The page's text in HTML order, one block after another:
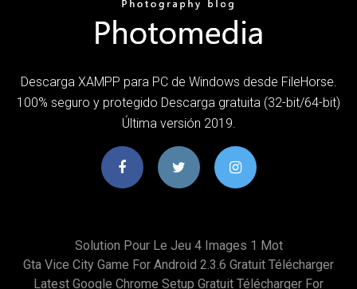
Descarga XAMPP para PC de Windows desde FileHorse.
100% seguro y protegido Descarga gratuita (32-bit/64-bit)
Última versión 2019.
Solution Pour Le Jeu 4 Images 1 Mot
Gta Vice City Game For Android 2.3.6 Gratuit Télécharger
Latest Google Chrome Setup Gratuit Télécharger For